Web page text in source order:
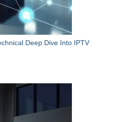
Deep Dive Into IPTV